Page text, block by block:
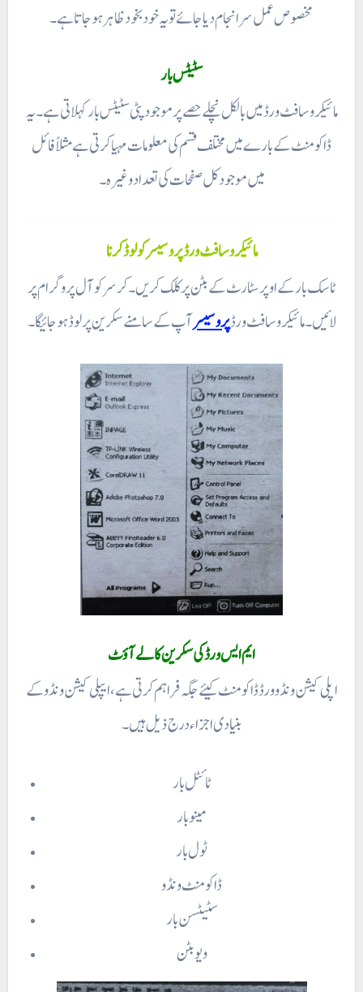
مخصوص عمل سر انجام دیا جائے تو یہ خود بخود ظاہر ہو جاتا ہے۔
سٹیٹس بار
مائیکروسافٹ ورڈ میں بالکل نچلے حصے پرموجود پٹی سٹیٹس بار کہلاتی ہے۔ یہ
ڈاکومنٹ کے بارے میں مختلف قسم کی معلومات مہیا کرتی ہے مثلاً فائل
میں موجود کل صفحات کی تعداد و غیرہ۔
مائیکرو سافٹ ورڈ پروسیسر کو لوڈ کرنا
ٹاسک بار کے اوپر سٹارٹ کے بٹن پر کلک کریں۔ کر سر کو آل پروگرام پر
لائیں۔ مائیکرو سافٹ ورڈپروسیسرآپ کے سامنے سکرین پر لوڈ ہو جائیگا ۔
ایم ایس ورڈ کی سکرین کا لے آؤٹ
اپلی کیشن ونڈو ورڈ ڈاکومنٹ کیئے جگہ فراہم کرتی ہے، ایپلی کیشن ونڈو کے
بنیادی اجزاء درج ذیل ہیں ۔
ٹائٹل بار
مینو بار
ٹول بار
ڈاکومنٹ ونڈو
سٹیٹسن بار
ویو بٹن